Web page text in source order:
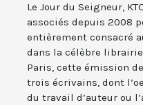
Le Jour du Seigneur,
associés depuis 2008
entièrement consacré
dans la célèbre
Paris, cette émission
trois écrivains, dont
du travail d’auteur ou